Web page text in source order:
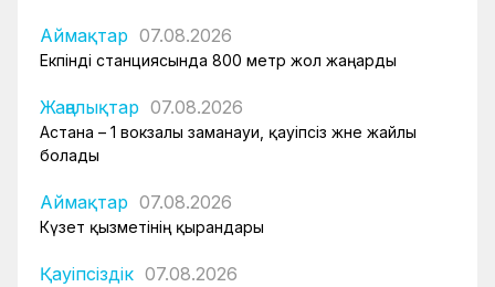
Аймақтар 07.08.2026
Екпінді станциясында 800 метр жол жаңарды
Жаңалықтар 07.08.2026
Астана – 1 вокзалы заманауи, қауіпсіз және жайлы
болады
Аймақтар 07.08.2026
Күзет қызметінің қырандары
Қауіпсіздік 07.08.2026